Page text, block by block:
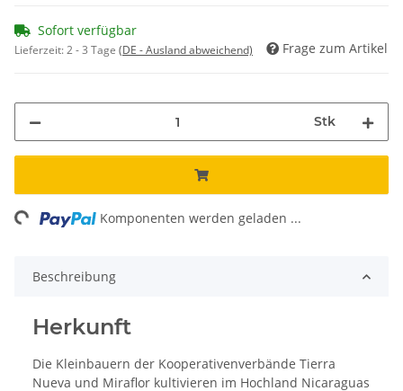
Sofort verfügbar
Lieferzeit:2 - 3 Tage (DE - Ausland abweichend) Frage zum Artikel
Stk
Komponenten werden geladen ...
Beschreibung
Herkunft
Die Kleinbauern der Kooperativenverbände Tierra
Nueva und Miraflor kultivieren im Hochland Nicaraguas